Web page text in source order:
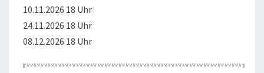
10.11.2026 18 Uhr
24.11.2026 18 Uhr
08.12.2026 18 Uhr